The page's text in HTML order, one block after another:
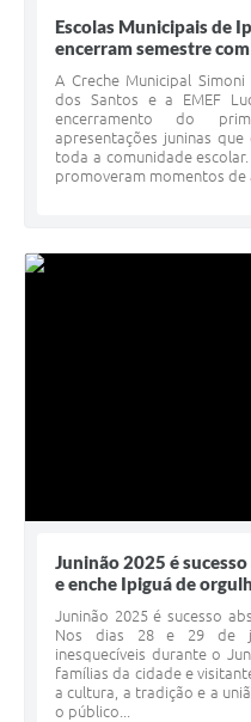
Escolas Municipais de
encerram semestre
A Creche Municipal Simoni
dos Santos e a EMEF
encerramento do
apresentações juninas que
toda a comunidade
promoveram momentos de
Juninão 2025 é
e enche Ipiguá de
Juninão 2025 é sucesso
Nos dias 28 e 29 de
inesquecíveis durante o
famílias da cidade e
a cultura, a tradição e a
o público...